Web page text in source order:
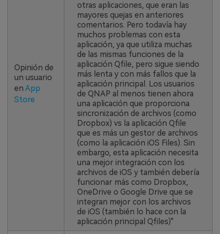
Opinión de
un usuario
en App
Store
otras aplicaciones, que eran las
mayores quejas en anteriores
comentarios. Pero todavía hay
muchos problemas con esta
aplicación, ya que utiliza muchas
de las mismas funciones de la
aplicación Qfile, pero sigue siendo
más lenta y con más fallos que la
aplicación principal. Los usuarios
de QNAP al menos tienen ahora
una aplicación que proporciona
sincronización de archivos (como
Dropbox) vs la aplicación Qfile
que es más un gestor de archivos
(como la aplicación iOS Files). Sin
embargo, esta aplicación necesita
una mejor integración con los
archivos de iOS y también debería
funcionar más como Dropbox,
OneDrive o Google Drive que se
integran mejor con los archivos
de iOS (también lo hace con la
aplicación principal Qfiles)"